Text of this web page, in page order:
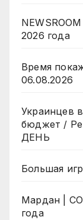
2026 года
Время
06.08.2026
Украинцев
бюджет /
ДЕНЬ
Большая
Мардан |
года